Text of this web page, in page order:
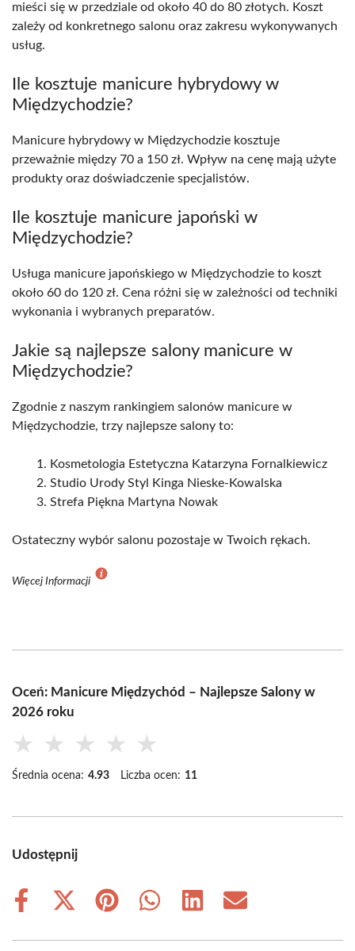
mieści się w przedziale od około 40 do 80 złotych. Koszt
zależy od konkretnego salonu oraz zakresu wykonywanych
usług.
Ile kosztuje manicure hybrydowy w
Międzychodzie?
Manicure hybrydowy w Międzychodzie kosztuje
przeważnie między 70 a 150 zł. Wpływ na cenę mają użyte
produkty oraz doświadczenie specjalistów.
Ile kosztuje manicure japoński w
Międzychodzie?
Usługa manicure japońskiego w Międzychodzie to koszt
około 60 do 120 zł. Cena różni się w zależności od techniki
wykonania i wybranych preparatów.
Jakie są najlepsze salony manicure w
Międzychodzie?
Zgodnie z naszym rankingiem salonów manicure w
Międzychodzie, trzy najlepsze salony to:
Kosmetologia Estetyczna Katarzyna Fornalkiewicz
Studio Urody Styl Kinga Nieske-Kowalska
Strefa Piękna Martyna Nowak
Ostateczny wybór salonu pozostaje w Twoich rękach.
Więcej Informacji
Oceń: Manicure Międzychód – Najlepsze Salony w
2026 roku
★ ★ ★ ★ ★
Średnia ocena: 4.93 Liczba ocen: 11
Udostępnij
Share
Share
(Twitter)
Share
Share
Share
Share